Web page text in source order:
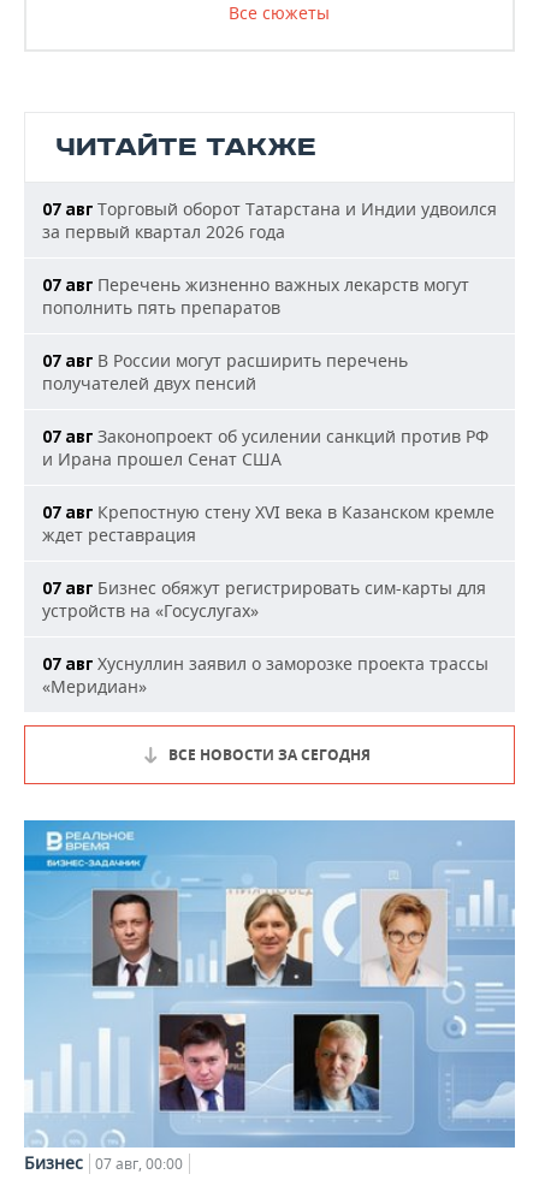
Все сюжеты
ЧИТАЙТЕ ТАКЖЕ
07 авг Торговый оборот Татарстана и Индии удвоился
за первый квартал 2026 года
07 авг Перечень жизненно важных лекарств могут
пополнить пять препаратов
07 авг В России могут расширить перечень
получателей двух пенсий
07 авг Законопроект об усилении санкций против РФ
и Ирана прошел Сенат США
07 авг Крепостную стену XVI века в Казанском кремле
ждет реставрация
07 авг Бизнес обяжут регистрировать сим-карты для
устройств на «Госуслугах»
07 авг Хуснуллин заявил о заморозке проекта трассы
«Меридиан»
ВСЕ НОВОСТИ ЗА СЕГОДНЯ
Бизнес 07 авг, 00:00